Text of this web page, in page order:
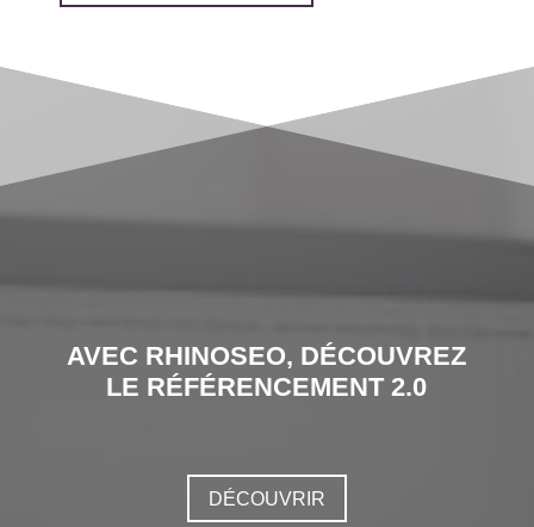
AVEC RHINOSEO, DÉCOUVREZ
LE RÉFÉRENCEMENT 2.0
DÉCOUVRIR